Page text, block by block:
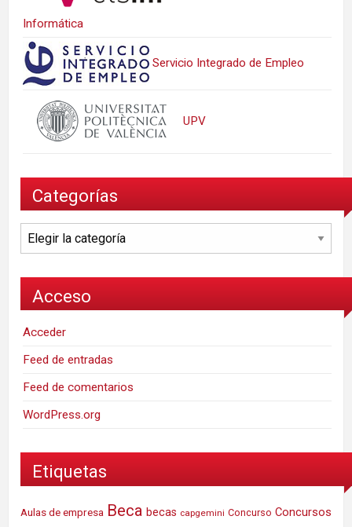
Informática
Servicio Integrado de Empleo
UPV
Categorías
Categorías
Acceso
Acceder
Feed de entradas
Feed de comentarios
WordPress.org
Etiquetas
Aulas de empresa Beca becas capgemini Concurso Concursos